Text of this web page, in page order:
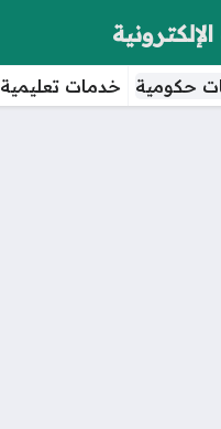
حكومية خدمات تعليمية